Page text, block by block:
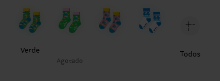
Verde
Agotado
Todos